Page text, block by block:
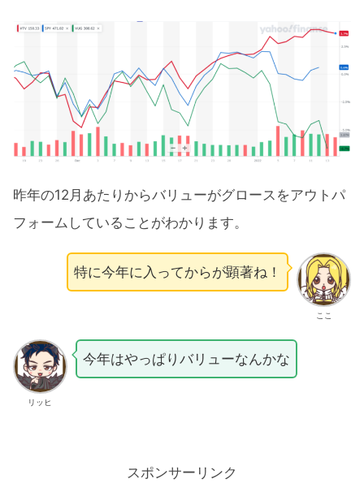
昨年の12月あたりからバリューがグロースをアウトパ
フォームしていることがわかります。
ここ
特に今年に入ってからが顕著ね！
リッヒ
今年はやっぱりバリューなんかな
スポンサーリンク